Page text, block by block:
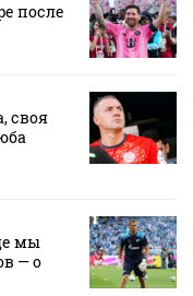
после
своя
мы
— о